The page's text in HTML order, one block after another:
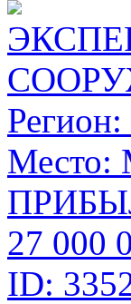
Регион:
Место:
27 000
ID: